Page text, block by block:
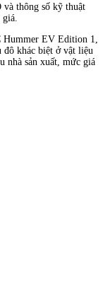
thông số kỹ thuật
EV Edition 1,
đô khác biệt ở vật liệu
nhà sản xuất, mức giá